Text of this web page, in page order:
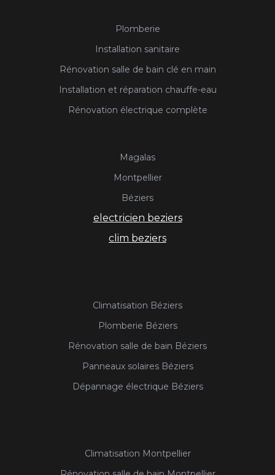
Plomberie
Installation sanitaire
Rénovation salle de bain clé en main
Installation et réparation chauffe-eau
Rénovation électrique complète
Magalas
Montpellier
Béziers
electricien beziers
clim beziers
Climatisation Béziers
Plomberie Béziers
Rénovation salle de bain Béziers
Panneaux solaires Béziers
Dépannage électrique Béziers
Climatisation Montpellier